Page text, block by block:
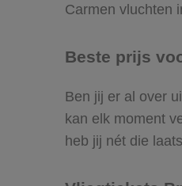
Carmen vluchten
Beste prijs
Ben jij er al over
kan elk moment
heb jij nét die